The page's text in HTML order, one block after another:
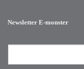
Newsletter E-monster